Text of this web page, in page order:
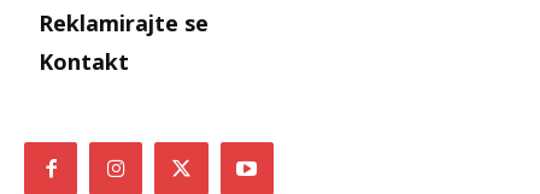
Reklamirajte se
Kontakt